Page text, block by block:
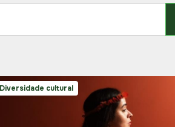
Diversidade cultural